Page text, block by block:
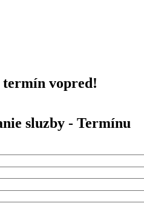
termín vopred!
sluzby - Termínu